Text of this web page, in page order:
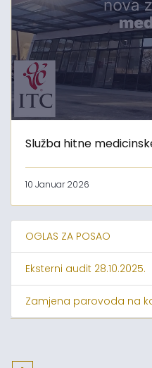
Služba hitne
10 Januar 2026
OGLAS ZA POSAO
Eksterni audit 28.10.2025.
Zamjena parovoda na